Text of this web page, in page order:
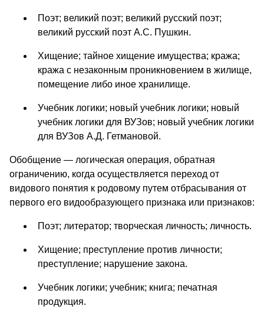
Поэт; великий поэт; великий русский поэт;
великий русский поэт А.С. Пушкин.
Хищение; тайное хищение имущества; кража;
кража с незаконным проникновением в жилище,
помещение либо иное хранилище.
Учебник логики; новый учебник логики; новый
учебник логики для ВУЗов; новый учебник логики
для ВУЗов А.Д. Гетмановой.
Обобщение — логическая операция, обратная
ограничению, когда осуществляется переход от
видового понятия к родовому путем отбрасывания от
первого его видообразующего признака или признаков:
Поэт; литератор; творческая личность; личность.
Хищение; преступление против личности;
преступление; нарушение закона.
Учебник логики; учебник; книга; печатная
продукция.